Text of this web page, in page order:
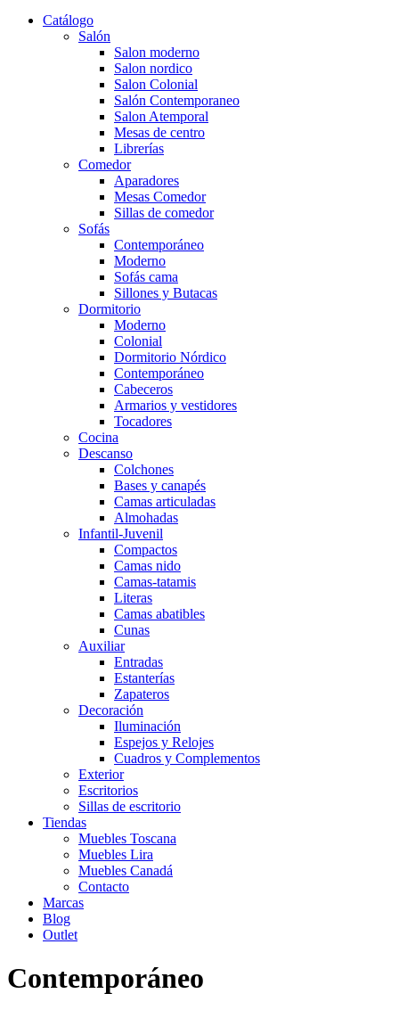
Catálogo
Salón
Salon moderno
Salon nordico
Salon Colonial
Salón Contemporaneo
Salon Atemporal
Mesas de centro
Librerías
Comedor
Aparadores
Mesas Comedor
Sillas de comedor
Sofás
Contemporáneo
Moderno
Sofás cama
Sillones y Butacas
Dormitorio
Moderno
Colonial
Dormitorio Nórdico
Contemporáneo
Cabeceros
Armarios y vestidores
Tocadores
Cocina
Descanso
Colchones
Bases y canapés
Camas articuladas
Almohadas
Infantil-Juvenil
Compactos
Camas nido
Camas-tatamis
Literas
Camas abatibles
Cunas
Auxiliar
Entradas
Estanterías
Zapateros
Decoración
Iluminación
Espejos y Relojes
Cuadros y Complementos
Exterior
Escritorios
Sillas de escritorio
Tiendas
Muebles Toscana
Muebles Lira
Muebles Canadá
Contacto
Marcas
Blog
Outlet
Contemporáneo